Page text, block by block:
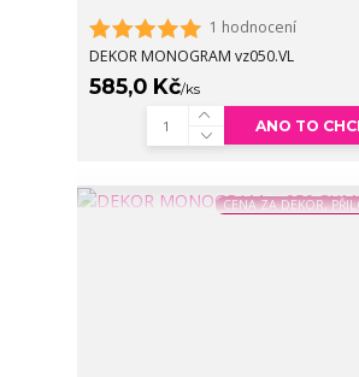
1 hodnocení
DEKOR MONOGRAM vz050.VL
585,0 Kč/ks
ANO TO CHCI
CENA ZA DEKOR,